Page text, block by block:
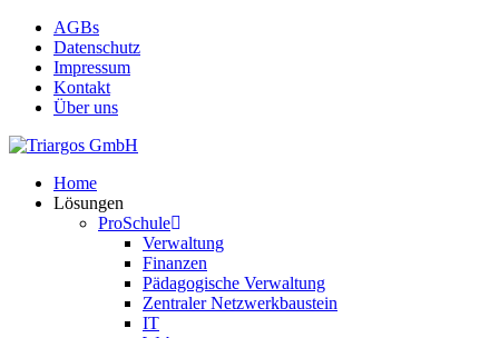
Skip
main
content
AGBs
Datenschutz
Impressum
Kontakt
Über uns
search
Menu
Home
Lösungen
ProSchule
Verwaltung
Finanzen
Pädagogische Verwaltung
Zentraler Netzwerkbaustein
IT